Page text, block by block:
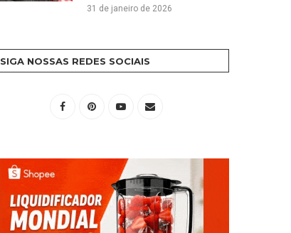
31 de janeiro de 2026
SIGA NOSSAS REDES SOCIAIS